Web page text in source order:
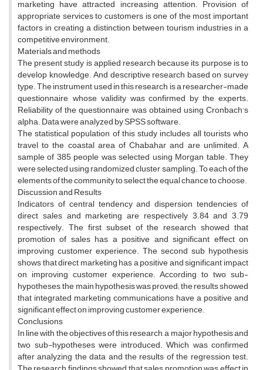
marketing have attracted increasing attention. Provision of
appropriate services to customers is one of the most important
factors in creating a distinction between tourism industries in a
competitive environment.
Materials and methods
The present study is applied research because its purpose is to
develop knowledge. And descriptive research based on survey
type. The instrument used in this research is a researcher-made
questionnaire, whose validity was confirmed by the experts.
Reliability of the questionnaire was obtained using Cronbach's
alpha. Data were analyzed by SPSS software.
The statistical population of this study includes all tourists who
travel to the coastal area of ​​Chabahar and are unlimited. A
sample of 385 people was selected using Morgan table. They
were selected using randomized cluster sampling. To each of the
elements of the community to select the equal chance to choose.
Discussion and Results
Indicators of central tendency and dispersion tendencies of
direct sales and marketing are respectively 3.84 and 3.79
respectively. The first subset of the research showed that
promotion of sales has a positive and significant effect on
improving customer experience. The second sub hypothesis
shows that direct marketing has a positive and significant impact
on improving customer experience. According to two sub-
hypotheses, the main hypothesis was proved; the results showed
that integrated marketing communications have a positive and
significant effect on improving customer experience.
Conclusions
In line with the objectives of this research, a major hypothesis and
two sub-hypotheses were introduced. Which was confirmed
after analyzing the data and the results of the regression test.